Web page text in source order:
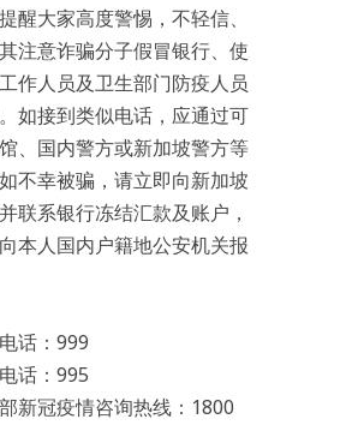
醒大家高度警惕，不轻信、
注意诈骗分子假冒银行、使
作人员及卫生部门防疫人员
如接到类似电话，应通过可
、国内警方或新加坡警方等
不幸被骗，请立即向新加坡
联系银行冻结汇款及账户，
本人国内户籍地公安机关报
话：999
话：995
新冠疫情咨询热线：1800